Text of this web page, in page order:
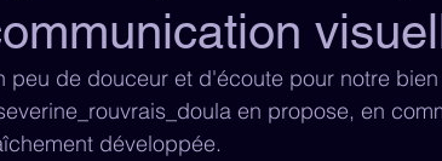
enseigne papeterie
peu de douceur et d'écoute pour notre
en propose, en
développée.